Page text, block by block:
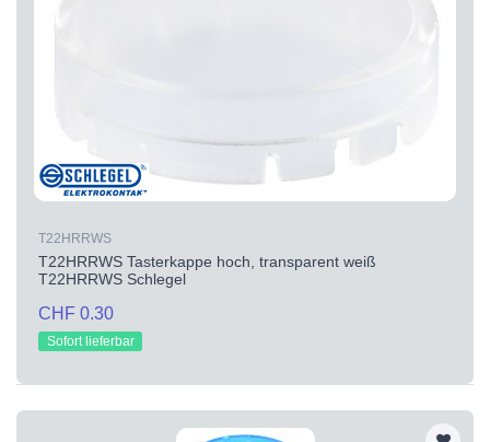
T22HRRWS
T22HRRWS Tasterkappe hoch, transparent weiß
T22HRRWS Schlegel
CHF 0.30
Sofort lieferbar